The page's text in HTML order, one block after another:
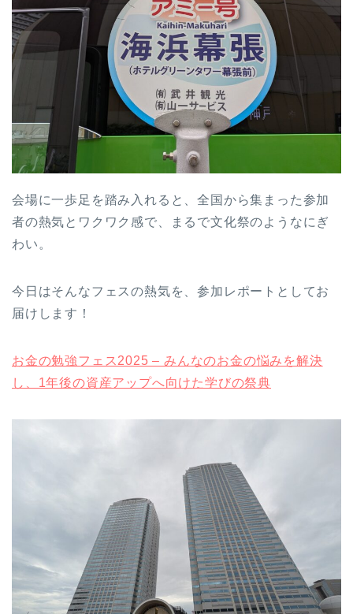
会場に一歩足を踏み入れると、全国から集まった参加
者の熱気とワクワク感で、まるで文化祭のようなにぎ
わい。
今日はそんなフェスの熱気を、参加レポートとしてお
届けします！
お金の勉強フェス2025 – みんなのお金の悩みを解決
し、1年後の資産アップへ向けた学びの祭典